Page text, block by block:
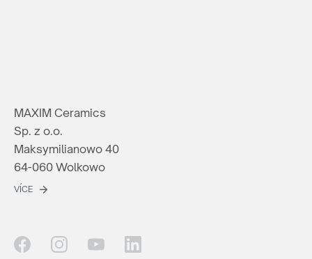
MAXIM Ceramics
Sp. z o.o.
Maksymilianowo 40
64-060 Wolkowo
VÍCE